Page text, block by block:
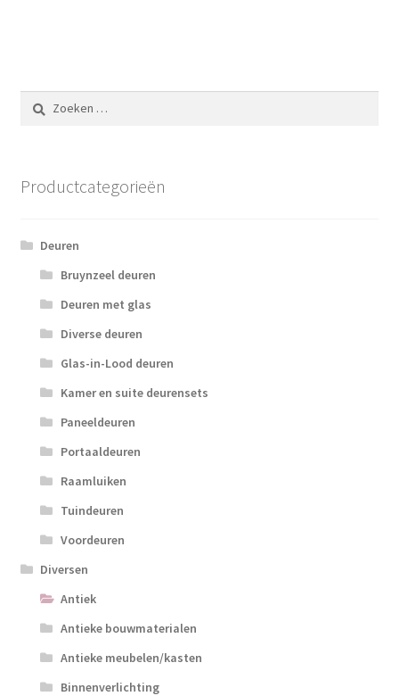
Zoeken
naar:
Productcategorieën
Deuren
Bruynzeel deuren
Deuren met glas
Diverse deuren
Glas-in-Lood deuren
Kamer en suite deurensets
Paneeldeuren
Portaaldeuren
Raamluiken
Tuindeuren
Voordeuren
Diversen
Antiek
Antieke bouwmaterialen
Antieke meubelen/kasten
Binnenverlichting